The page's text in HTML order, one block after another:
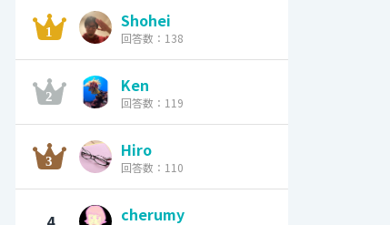
Shohei
回答数：138
Ken
回答数：119
Hiro
回答数：110
cherumy